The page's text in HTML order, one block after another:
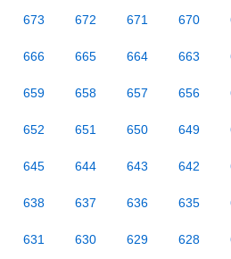
673 672 671 670
666 665 664 663
659 658 657 656
652 651 650 649
645 644 643 642
638 637 636 635
631 630 629 628